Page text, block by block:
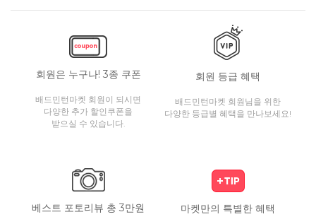
회원은 누구나! 3종 쿠폰
배드민턴마켓 회원이 되시면
다양한 추가 할인쿠폰을
받으실 수 있습니다.
회원 등급 혜택
배드민턴마켓 회원님을 위한
다양한 등급별 혜택을 만나보세요!
베스트 포토리뷰 총 3만원 마켓만의 특별한 혜택